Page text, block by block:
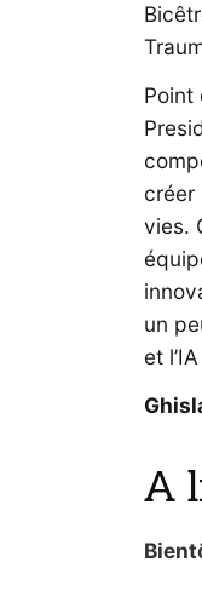
Point
créer
vies.
un
et
A